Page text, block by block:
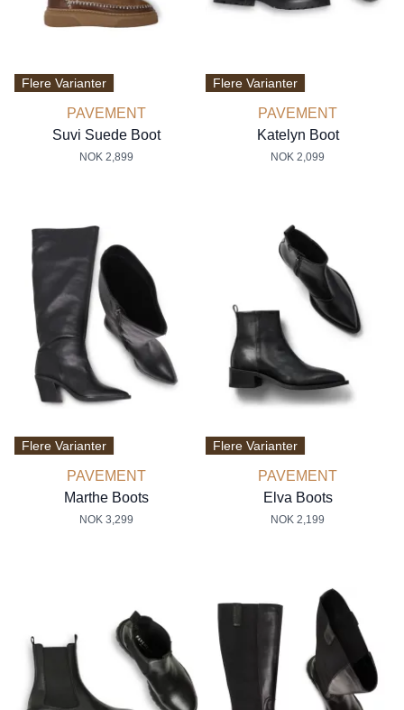
Flere Varianter
PAVEMENT
Suvi Suede Boot
NOK 2,899
Flere Varianter
PAVEMENT
Katelyn Boot
NOK 2,099
Flere Varianter
PAVEMENT
Marthe Boots
NOK 3,299
Flere Varianter
PAVEMENT
Elva Boots
NOK 2,199